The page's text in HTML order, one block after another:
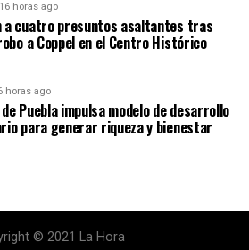
16 horas ago
a cuatro presuntos asaltantes tras
a Coppel en el Centro Histórico
horas ago
Puebla impulsa modelo de desarrollo
para generar riqueza y bienestar
© 2021 La Hora